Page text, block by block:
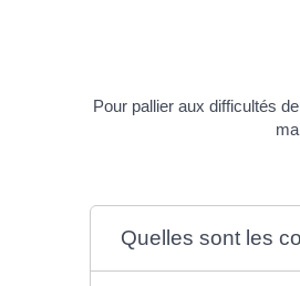
Pour pallier aux difficultés
Quelles sont les